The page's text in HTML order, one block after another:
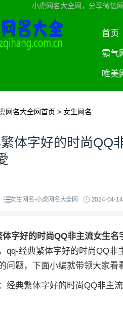
小虎网名大全网，分享微信
首页
霸气
唯美
网名大全网首页 > 女生网名
体字好的时尚QQ
女生网名-小虎网名大全网 2024-04-
字好的时尚QQ非主流女生名
qq-经典繁体字好的时尚QQ
问题，下面小编就带领大家看
经典繁体字好的时尚QQ非主